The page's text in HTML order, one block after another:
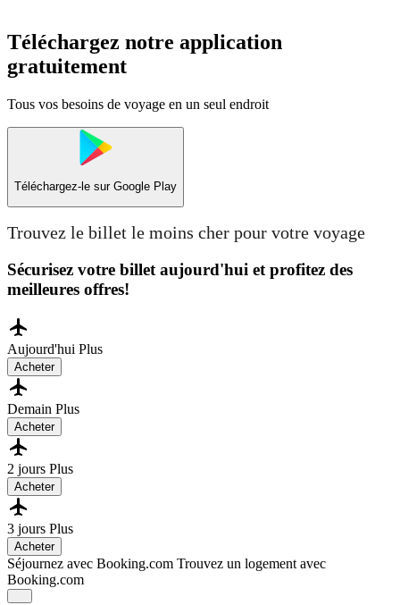
Téléchargez notre application
gratuitement
Tous vos besoins de voyage en un seul endroit
Téléchargez-le sur Google Play
Trouvez le billet le moins cher pour votre voyage
Sécurisez votre billet aujourd'hui et profitez des
meilleures offres!
Aujourd'hui Plus
Acheter
Demain Plus
Acheter
2 jours Plus
Acheter
3 jours Plus
Acheter
Séjournez avec Booking.com Trouvez un logement avec
Booking.com